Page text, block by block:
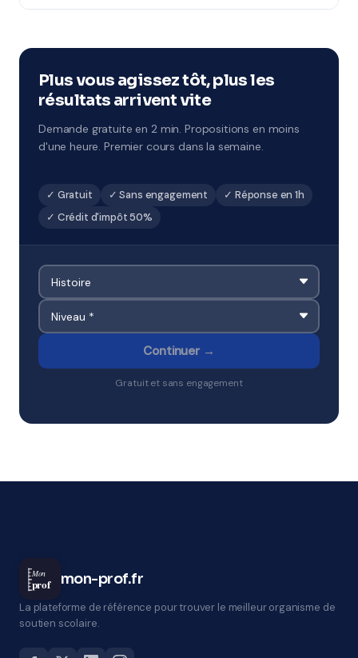
Disponibles à Pau.
Plus vous agissez tôt, plus les
résultats arrivent vite
Demande gratuite en 2 min. Propositions en moins
d'une heure. Premier cours dans la semaine.
✓ Gratuit ✓ Sans engagement
✓ Réponse en 1h
✓ Crédit d'impôt 50%
Continuer →
Gratuit et sans engagement
Mon
prof mon-prof.fr
La plateforme de référence pour trouver le meilleur organisme de
soutien scolaire.